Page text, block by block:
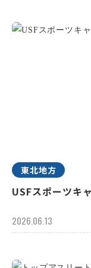
東北地方
USFスポーツキ
2026.06.13